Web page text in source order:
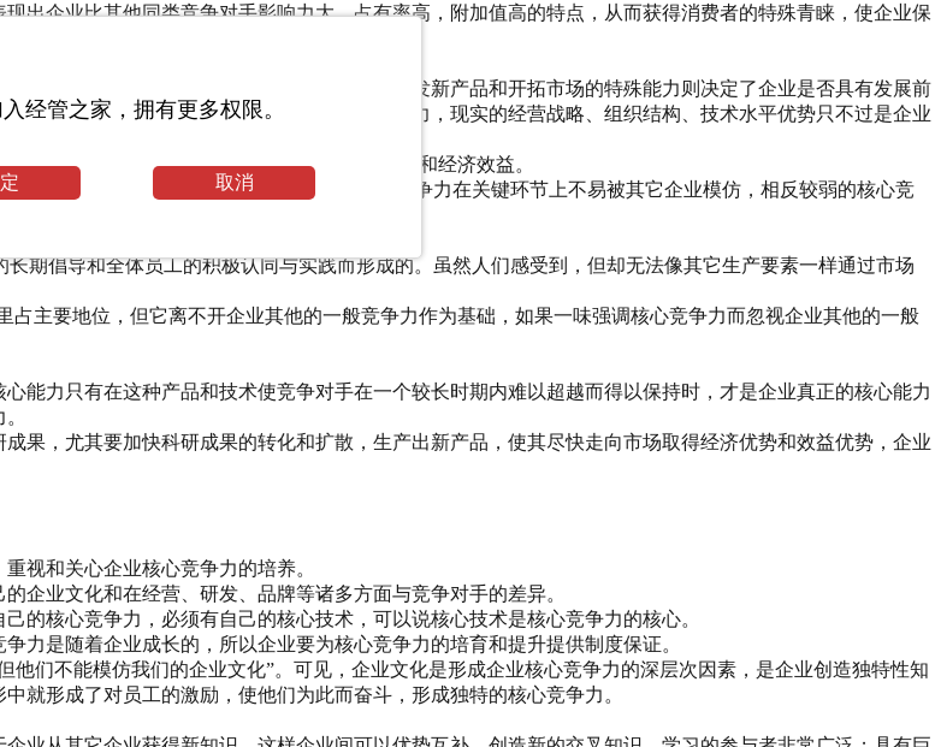
出企业比其他同类竞争对手影响力大，占有率高，附加值高的特点，从而获得消费者的特殊青睐，使企业保
成功不再代表明日的辉煌。而企业具有不断开发新产品和开拓市场的特殊能力则决定了企业是否具有发展前
成效地从事生产经营活动和解决各种难题的能力，现实的经营战略、组织结构、技术水平优势只不过是企业
，能更好的节约成本，能更好的获取社会效益和经济效益。
超越的。这种能力有强弱之分，较强的核心竞争力在关键环节上不易被其它企业模仿，相反较弱的核心竞
来适应外界环境的变化。
期倡导和全体员工的积极认同与实践而形成的。虽然人们感受到，但却无法像其它生产要素一样通过市场
主要地位，但它离不开企业其他的一般竞争力作为基础，如果一味强调核心竞争力而忽视企业其他的一般
能力只有在这种产品和技术使竞争对手在一个较长时期内难以超越而得以保持时，才是企业真正的核心能力
果，尤其要加快科研成果的转化和扩散，生产出新产品，使其尽快走向市场取得经济优势和效益优势，企业
视和关心企业核心竞争力的培养。
企业文化和在经营、研发、品牌等诸多方面与竞争对手的差异。
的核心竞争力，必须有自己的核心技术，可以说核心技术是核心竞争力的核心。
力是随着企业成长的，所以企业要为核心竞争力的培育和提升提供制度保证。
们不能模仿我们的企业文化”。可见，企业文化是形成企业核心竞争力的深层次因素，是企业创造独特性知
就形成了对员工的激励，使他们为此而奋斗，形成独特的核心竞争力。
经管之家，拥有更多权限。
取消